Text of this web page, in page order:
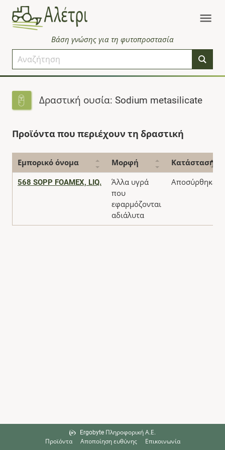
Βάση γνώσης για τη φυτοπροστασία
Δραστική ουσία: Sodium metasilicate
Προϊόντα που περιέχουν τη δραστική
Εμπορικό όνομα Μορφή Κατάσταση
568 SOPP FOAMEX, LIQ.
Άλλα υγρά
που
εφαρμόζονται
αδιάλυτα
Αποσύρθηκε
Ergobyte Πληροφορική Α.Ε.
Προϊόντα
Αποποίηση ευθύνης Επικοινωνία